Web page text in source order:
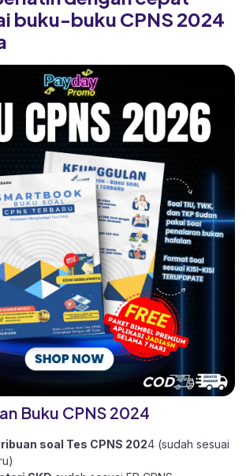
buku-buku CPNS 2024
Buku CPNS 2024
soal Tes CPNS 2024 (sudah sesuai